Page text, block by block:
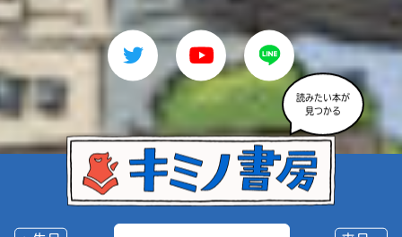
読みたい本が
見つかる